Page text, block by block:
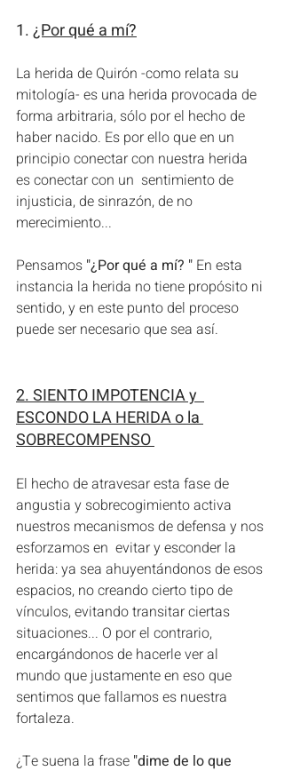
1. ¿Por qué a mí?
La herida de Quirón -como relata su
mitología- es una herida provocada de
forma arbitraria, sólo por el hecho de
haber nacido. Es por ello que en un
principio conectar con nuestra herida
es conectar con un  sentimiento de
injusticia, de sinrazón, de no
merecimiento...
Pensamos "¿Por qué a mí? " En esta
instancia la herida no tiene propósito ni
sentido, y en este punto del proceso
puede ser necesario que sea así.
2. SIENTO IMPOTENCIA y
ESCONDO LA HERIDA o la
SOBRECOMPENSO
El hecho de atravesar esta fase de
angustia y sobrecogimiento activa
nuestros mecanismos de defensa y nos
esforzamos en  evitar y esconder la
herida: ya sea ahuyentándonos de esos
espacios, no creando cierto tipo de
vínculos, evitando transitar ciertas
situaciones... O por el contrario,
encargándonos de hacerle ver al
mundo que justamente en eso que
sentimos que fallamos es nuestra
fortaleza.
¿Te suena la frase "dime de lo que